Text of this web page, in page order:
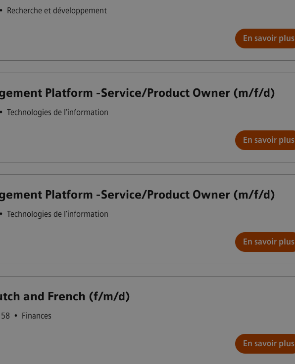
• Recherche et développement
En savoir plus
Platform -Service/Product Owner (m/f/d)
• Technologies de l’information
En savoir plus
Platform -Service/Product Owner (m/f/d)
• Technologies de l’information
En savoir plus
and French (f/m/d)
• Finances
En savoir plus